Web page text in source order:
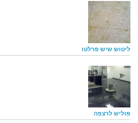
ליטוש שיש פרלטו
פוליש לרצפה